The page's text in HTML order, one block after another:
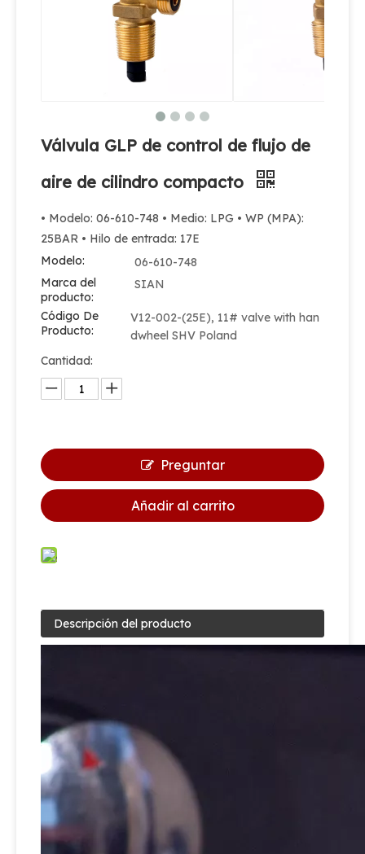
Válvula GLP de control de flujo de
aire de cilindro compacto
• Modelo: 06-610-748 • Medio: LPG • WP (MPA):
25BAR • Hilo de entrada: 17E
Modelo:
06-610-748
Marca del
producto:
SIAN
Código De
Producto:
V12-002-(25E), 11# valve with han
dwheel SHV Poland
Cantidad:
Preguntar
Añadir al carrito
Descripción del producto